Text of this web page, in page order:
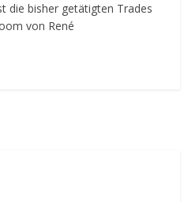
die bisher getätigten Trades
von René